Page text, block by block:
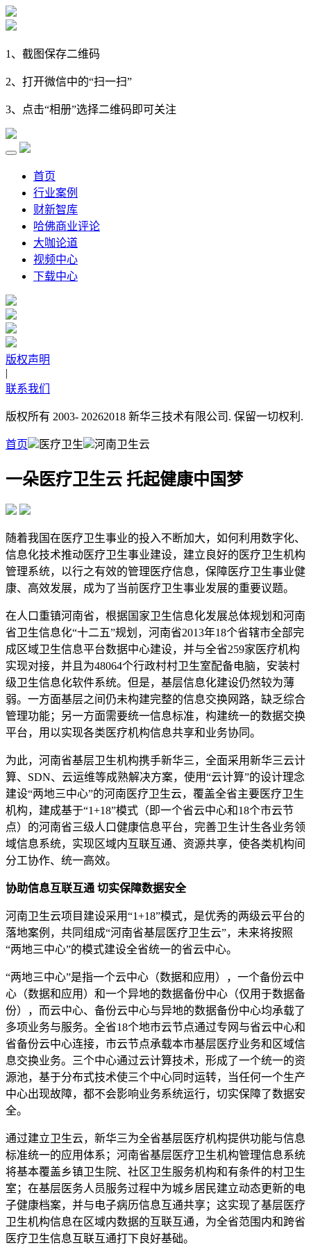
1、截图保存二维码
2、打开微信中的“扫一扫”
3、点击“相册”选择二维码即可关注
首页
行业案例
财新智库
哈佛商业评论
大咖论道
视频中心
下载中心
版权声明
|
联系我们
版权所有 2003- 20262018 新华三技术有限公司. 保留一切权利.
首页 医疗卫生 河南卫生云
一朵医疗卫生云 托起健康中国梦
随着我国在医疗卫生事业的投入不断加大，如何利用数字化、
信息化技术推动医疗卫生事业建设，建立良好的医疗卫生机构
管理系统，以行之有效的管理医疗信息，保障医疗卫生事业健
康、高效发展，成为了当前医疗卫生事业发展的重要议题。
在人口重镇河南省，根据国家卫生信息化发展总体规划和河南
省卫生信息化“十二五”规划，河南省2013年18个省辖市全部完
成区域卫生信息平台数据中心建设，并与全省259家医疗机构
实现对接，并且为48064个行政村村卫生室配备电脑，安装村
级卫生信息化软件系统。但是，基层信息化建设仍然较为薄
弱。一方面基层之间仍未构建完整的信息交换网路，缺乏综合
管理功能；另一方面需要统一信息标准，构建统一的数据交换
平台，用以实现各类医疗机构信息共享和业务协同。
为此，河南省基层卫生机构携手新华三，全面采用新华三云计
算、SDN、云运维等成熟解决方案，使用“云计算”的设计理念
建设“两地三中心”的河南医疗卫生云，覆盖全省主要医疗卫生
机构，建成基于“1+18”模式（即一个省云中心和18个市云节
点）的河南省三级人口健康信息平台，完善卫生计生各业务领
域信息系统，实现区域内互联互通、资源共享，使各类机构间
分工协作、统一高效。
协助信息互联互通 切实保障数据安全
河南卫生云项目建设采用“1+18”模式，是优秀的两级云平台的
落地案例，共同组成“河南省基层医疗卫生云”，未来将按照
“两地三中心”的模式建设全省统一的省云中心。
“两地三中心”是指一个云中心（数据和应用），一个备份云中
心（数据和应用）和一个异地的数据备份中心（仅用于数据备
份），而云中心、备份云中心与异地的数据备份中心均承载了
多项业务与服务。全省18个地市云节点通过专网与省云中心和
省备份云中心连接，市云节点承载本市基层医疗业务和区域信
息交换业务。三个中心通过云计算技术，形成了一个统一的资
源池，基于分布式技术使三个中心同时运转，当任何一个生产
中心出现故障，都不会影响业务系统运行，切实保障了数据安
全。
通过建立卫生云，新华三为全省基层医疗机构提供功能与信息
标准统一的应用体系；河南省基层医疗卫生机构管理信息系统
将基本覆盖乡镇卫生院、社区卫生服务机构和有条件的村卫生
室；在基层医务人员服务过程中为城乡居民建立动态更新的电
子健康档案，并与电子病历信息互通共享；这实现了基层医疗
卫生机构信息在区域内数据的互联互通，为全省范围内和跨省
医疗卫生信息互联互通打下良好基础。